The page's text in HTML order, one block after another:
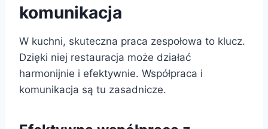
komunikacja
W kuchni, skuteczna praca zespołowa to klucz.
Dzięki niej restauracja może działać
harmonijnie i efektywnie. Współpraca i
komunikacja są tu zasadnicze.